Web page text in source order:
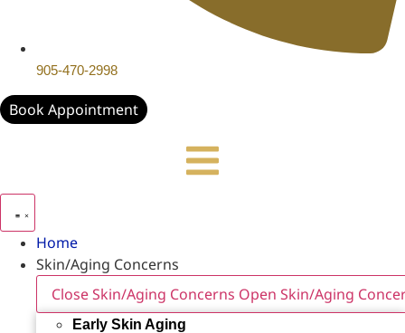
905-470-2998
Book Appointment
Home
Skin/Aging Concerns
Close Skin/Aging Concerns Open Skin/Aging
Early Skin Aging